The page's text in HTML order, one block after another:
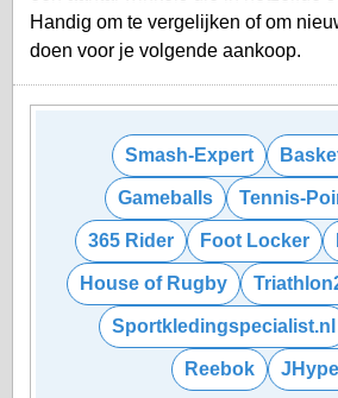
Handig om te vergelijken of om
doen voor je volgende aankoop.
Smash-Expert
Gameballs Tennis-
365 Rider Foot Locker
House of Rugby
Sportkledingspecialist.nl
Reebok